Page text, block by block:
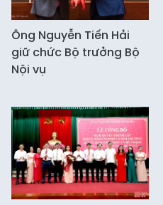
Ông Nguyễn Tiến Hải
giữ chức Bộ trưởng Bộ
Nội vụ